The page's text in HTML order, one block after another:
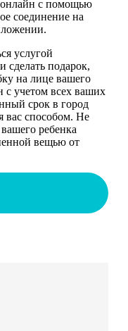
с помощью
соединение на
услугой
сделать подарок,
на лице вашего
с учетом всех ваших
срок в город
способом. Не
ребенка
вещью от